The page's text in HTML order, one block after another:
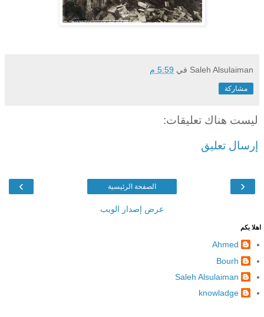
Saleh Alsulaiman في 5:59 م
مشاركة
ليست هناك تعليقات:
إرسال تعليق
‹
› الصفحة الرئيسية
عرض إصدار الويب
اهلا بكم
Ahmed
Bourh
Saleh Alsulaiman
knowladge